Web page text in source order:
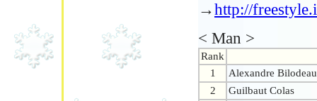
→http://
< Man >
Rank
1
Alexandre Bilodeau
2
Guilbaut Colas